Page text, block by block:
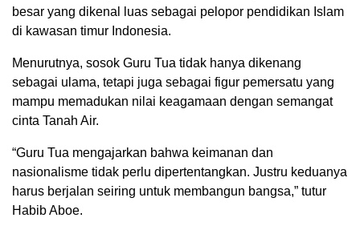
besar yang dikenal luas sebagai pelopor pendidikan Islam
di kawasan timur Indonesia.
Menurutnya, sosok Guru Tua tidak hanya dikenang
sebagai ulama, tetapi juga sebagai figur pemersatu yang
mampu memadukan nilai keagamaan dengan semangat
cinta Tanah Air.
“Guru Tua mengajarkan bahwa keimanan dan
nasionalisme tidak perlu dipertentangkan. Justru keduanya
harus berjalan seiring untuk membangun bangsa,” tutur
Habib Aboe.